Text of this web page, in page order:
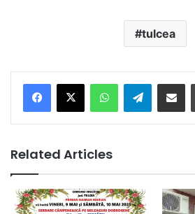
tulcea
Telegram
Related Articles